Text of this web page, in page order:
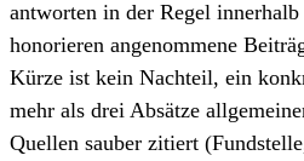
antworten in der Regel
honorieren angenommene
Kürze ist kein Nachteil, ein
mehr als drei Absätze
Quellen sauber zitiert